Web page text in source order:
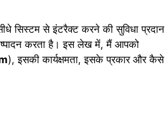
सिस्टम से इंटरैक्ट करने की सुविधा प्रदान
करता है। इस लेख में, मैं आपको
), इसकी कार्यक्षमता, इसके प्रकार और कैसे